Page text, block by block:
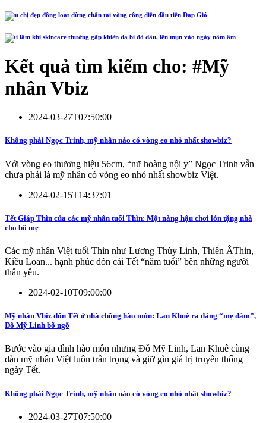
Năm chị đẹp đồng loạt dừng chân tại vòng công diễn đầu tiên Đạp Gió
4 sai lầm khi skincare thường gặp khiến da bị đổ dầu, lên mụn vào ngày nồm ẩm
Kết quả tìm kiếm cho: #Mỹ
nhân Vbiz
2024-03-27T07:50:00
Không phải Ngọc Trinh, mỹ nhân nào có vòng eo nhỏ nhất showbiz?
Với vòng eo thương hiệu 56cm, “nữ hoàng nội y” Ngọc Trinh vẫn
chưa phải là mỹ nhân có vòng eo nhỏ nhất showbiz Việt.
2024-02-15T14:37:01
Tết Giáp Thìn của các mỹ nhân tuổi Thìn: Một nàng hậu chơi lớn tặng nhà
cho bố mẹ
Các mỹ nhân Việt tuổi Thìn như Lương Thùy Linh, Thiên ÂThin,
Kiều Loan... hạnh phúc đón cái Tết “năm tuổi” bên những người
thân yêu.
2024-02-10T09:00:00
Mỹ nhân Vbiz đón Tết ở nhà chồng hào môn: Lan Khuê ra dáng “mẹ đảm”,
Đỗ Mỹ Linh bỡ ngỡ
Bước vào gia đình hào môn nhưng Đỗ Mỹ Linh, Lan Khuê cùng
dàn mỹ nhân Việt luôn trân trọng và giữ gìn giá trị truyền thống
ngày Tết.
Không phải Ngọc Trinh, mỹ nhân nào có vòng eo nhỏ nhất showbiz?
2024-03-27T07:50:00